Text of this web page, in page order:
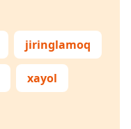
jiringlamoq
xayol